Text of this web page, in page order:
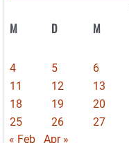
M D M
4
5 6
11
12 13
18
19 20
25
26 27
« Feb
Apr »